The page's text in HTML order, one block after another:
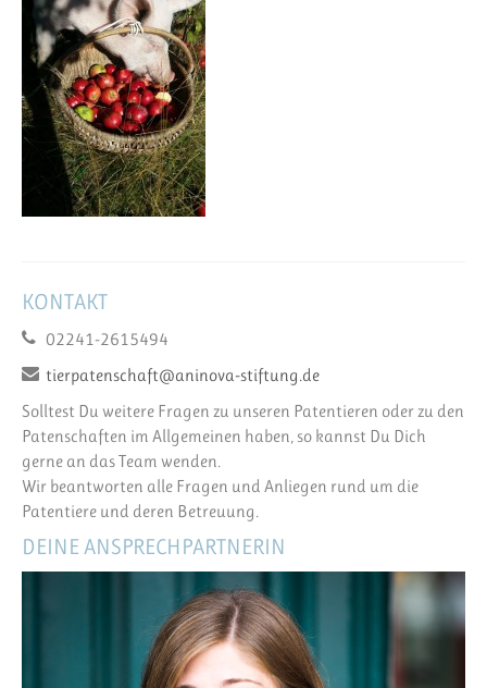
KONTAKT
02241-2615494
tierpatenschaft@aninova-stiftung.de
Solltest Du weitere Fragen zu unseren Patentieren oder zu den
Patenschaften im Allgemeinen haben, so kannst Du Dich
gerne an das Team wenden.
Wir beantworten alle Fragen und Anliegen rund um die
Patentiere und deren Betreuung.
DEINE ANSPRECHPARTNERIN